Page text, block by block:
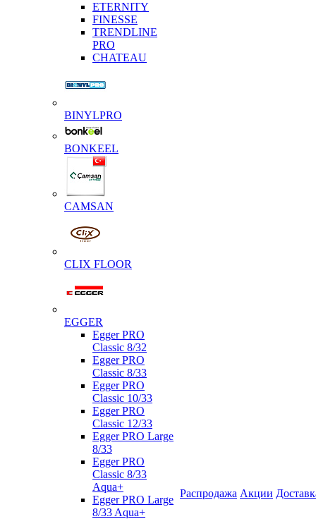
ETERNITY
FINESSE
TRENDLINE
PRO
CHATEAU
BINYLPRO
BONKEEL
CAMSAN
CLIX FLOOR
EGGER
Egger PRO
Classic 8/32
Egger PRO
Classic 8/33
Egger PRO
Classic 10/33
Egger PRO
Classic 12/33
Egger PRO Large
8/33
Egger PRO
Classic 8/33
Aqua+
Egger PRO Large
8/33 Aqua+
Распродажа Акции